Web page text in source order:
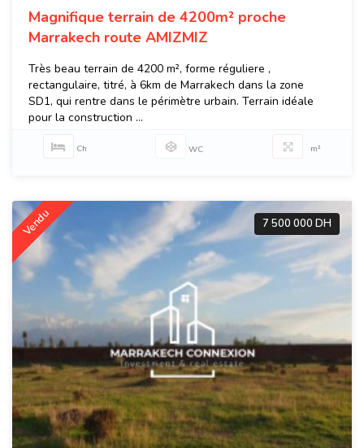
Magnifique terrain de 4200m² proche
Marrakech route AMIZMIZ
Très beau terrain de 4200 m², forme réguliere ,
rectangulaire, titré, à 6km de Marrakech dans la zone
SD1, qui rentre dans le périmètre urbain. Terrain idéale
pour la construction ...
Ch WC m²
Vendu 7 500 000 DH